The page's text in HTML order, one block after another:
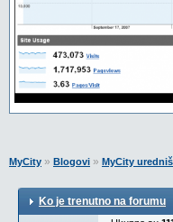
MyCity » Blogovi » MyCity
Ko je trenutno na forumu